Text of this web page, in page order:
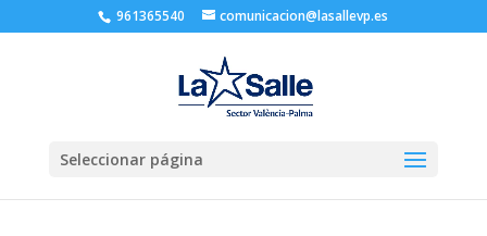
961365540 comunicacion@lasallevp.es
Seleccionar página